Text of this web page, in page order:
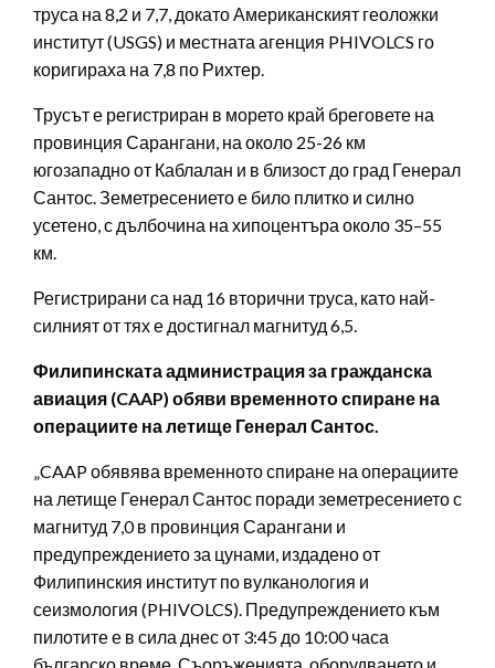
труса на 8,2 и 7,7, докато Американският геоложки
институт (USGS) и местната агенция PHIVOLCS го
коригираха на 7,8 по Рихтер.
Трусът е регистриран в морето край бреговете на
провинция Сарангани, на около 25-26 км
югозападно от Каблалан и в близост до град Генерал
Сантос. Земетресението е било плитко и силно
усетено, с дълбочина на хипоцентъра около 35–55
км.
Регистрирани са над 16 вторични труса, като най-
силният от тях е достигнал магнитуд 6,5.
Филипинската администрация за гражданска
авиация (CAAP) обяви временното спиране на
операциите на летище Генерал Сантос.
„CAAP обявява временното спиране на операциите
на летище Генерал Сантос поради земетресението с
магнитуд 7,0 в провинция Сарангани и
предупреждението за цунами, издадено от
Филипинския институт по вулканология и
сеизмология (PHIVOLCS). Предупреждението към
пилотите е в сила днес от 3:45 до 10:00 часа